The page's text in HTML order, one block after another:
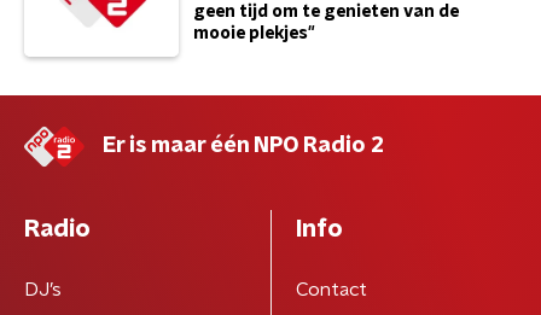
geen tijd om te genieten van de
mooie plekjes"
Er is maar één NPO Radio 2
Radio
DJ’s
Info
Contact